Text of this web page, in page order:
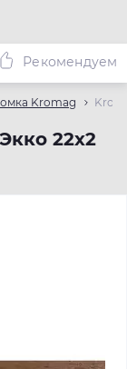
Kromag
22х2
Рекомендуем